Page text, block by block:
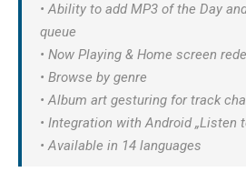
• Ability to add MP3 of the Day
queue
• Now Playing & Home screen
• Browse by genre
• Album art gesturing for track
• Integration with Android „Listen
• Available in 14 languages